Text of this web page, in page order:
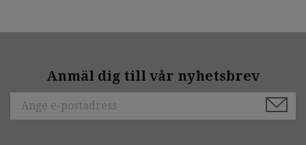
Anmäl dig till vår nyhetsbrev